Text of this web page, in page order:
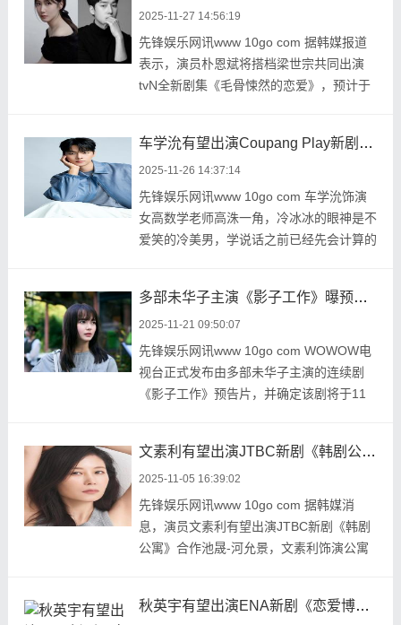
2025-11-27 14:56:19
先锋娱乐网讯www 10go com 据韩媒报道
表示，演员朴恩斌将搭档梁世宗共同出演
tvN全新剧集《毛骨悚然的恋爱》，预计于
车学沇有望出演Coupang Play新剧《浪漫的绝对值》男主角 合作金香起
2025-11-26 14:37:14
先锋娱乐网讯www 10go com 车学沇饰演
女高数学老师高洙一角，冷冰冰的眼神是不
爱笑的冷美男，学说话之前已经先会计算的
多部未华子主演《影子工作》曝预告 11月23日开播
2025-11-21 09:50:07
先锋娱乐网讯www 10go com WOWOW电
视台正式发布由多部未华子主演的连续剧
《影子工作》预告片，并确定该剧将于11
文素利有望出演JTBC新剧《韩剧公寓》合作池晟-河允景
2025-11-05 16:39:02
先锋娱乐网讯www 10go com 据韩媒消
息，演员文素利有望出演JTBC新剧《韩剧
公寓》合作池晟-河允景，文素利饰演公寓
秋英宇有望出演ENA新剧《恋爱博士》男主 合作金所泫